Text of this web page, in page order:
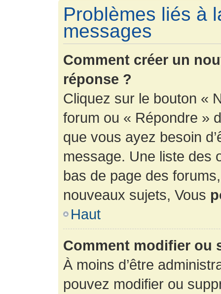
Problèmes liés à
messages
Comment créer un
réponse ?
Cliquez sur le bouton «
forum ou « Répondre »
que vous ayez besoin
message. Une liste des
bas de page des
nouveaux sujets, Vous
Haut
Comment modifier ou
À moins d’être
pouvez modifier ou